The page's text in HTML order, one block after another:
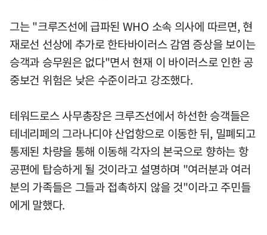
그는 "크루즈선에 급파된 WHO 소속 의사에 따르면, 현
재로선 선상에 추가로 한타바이러스 감염 증상을 보이는
승객과 승무원은 없다"면서 현재 이 바이러스로 인한 공
중보건 위험은 낮은 수준이라고 강조했다.
테워드로스 사무총장은 크루즈선에서 하선한 승객들은
테네리페의 그라나디야 산업항으로 이동한 뒤, 밀폐되고
통제된 차량을 통해 이동해 각자의 본국으로 향하는 항
공편에 탑승하게 될 것이라고 설명하며 "여러분과 여러
분의 가족들은 그들과 접촉하지 않을 것"이라고 주민들
에게 말했다.